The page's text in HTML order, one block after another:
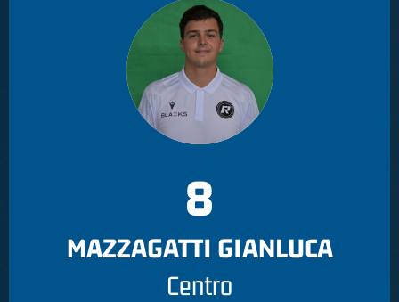
8
MAZZAGATTI GIANLUCA
Centro